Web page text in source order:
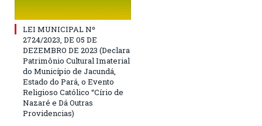
LEI MUNICIPAL Nº
2724/2023, DE 05 DE
DEZEMBRO DE 2023 (Declara
Patrimônio Cultural Imaterial
do Município de Jacundá,
Estado do Pará, o Evento
Religioso Católico “Círio de
Nazaré e Dá Outras
Providencias)